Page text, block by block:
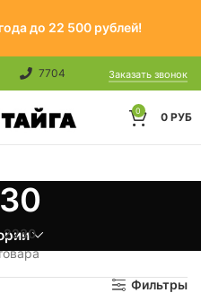
до 22 500 рублей!
7704 Заказать звонок
0 0 РУБ
2230
Фильтры